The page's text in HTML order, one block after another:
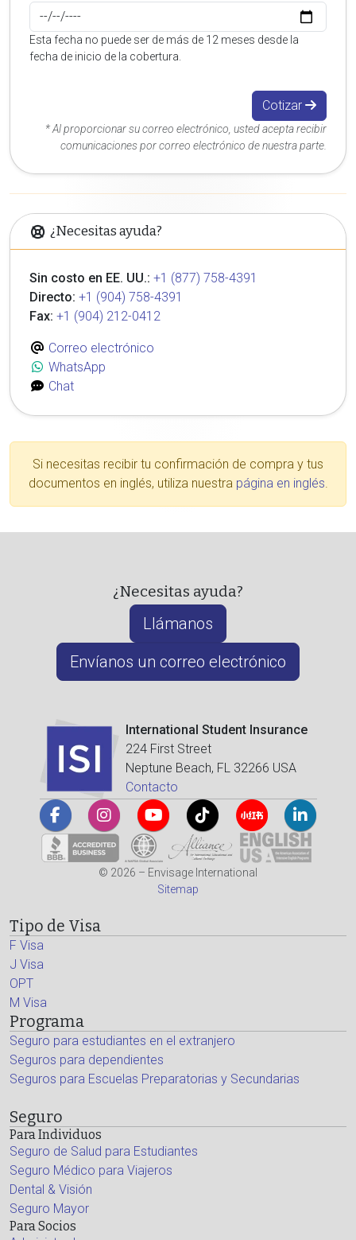
Esta fecha no puede ser de más de 12 meses desde la
fecha de inicio de la cobertura.
Cotizar
* Al proporcionar su correo electrónico, usted acepta recibir
comunicaciones por correo electrónico de nuestra parte.
¿Necesitas ayuda?
Sin costo en EE. UU.: +1 (877) 758-4391
Directo: +1 (904) 758-4391
Fax: +1 (904) 212-0412
Correo electrónico
WhatsApp
Chat
Si necesitas recibir tu confirmación de compra y tus
documentos en inglés, utiliza nuestra página en inglés.
¿Necesitas ayuda?
Llámanos
Envíanos un correo electrónico
International Student Insurance
224 First Street
Neptune Beach, FL 32266 USA
Contacto
© 2026 – Envisage International
Sitemap
Tipo de Visa
F Visa
J Visa
OPT
M Visa
Programa
Seguro para estudiantes en el extranjero
Seguros para dependientes
Seguros para Escuelas Preparatorias y Secundarias
Seguro
Para Individuos
Seguro de Salud para Estudiantes
Seguro Médico para Viajeros
Dental & Visión
Seguro Mayor
Para Socios